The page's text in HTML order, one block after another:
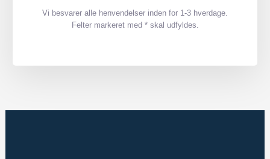
Vi besvarer alle henvendelser inden for 1-3 hverdage.
Felter markeret med * skal udfyldes.